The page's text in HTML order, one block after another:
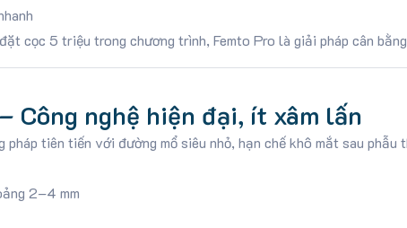
cọc 5 triệu trong chương trình, Femto Pro là giải pháp cân
Công nghệ hiện đại, ít xâm lấn
pháp tiên tiến với đường mổ siêu nhỏ, hạn chế khô mắt sau
2–4 mm